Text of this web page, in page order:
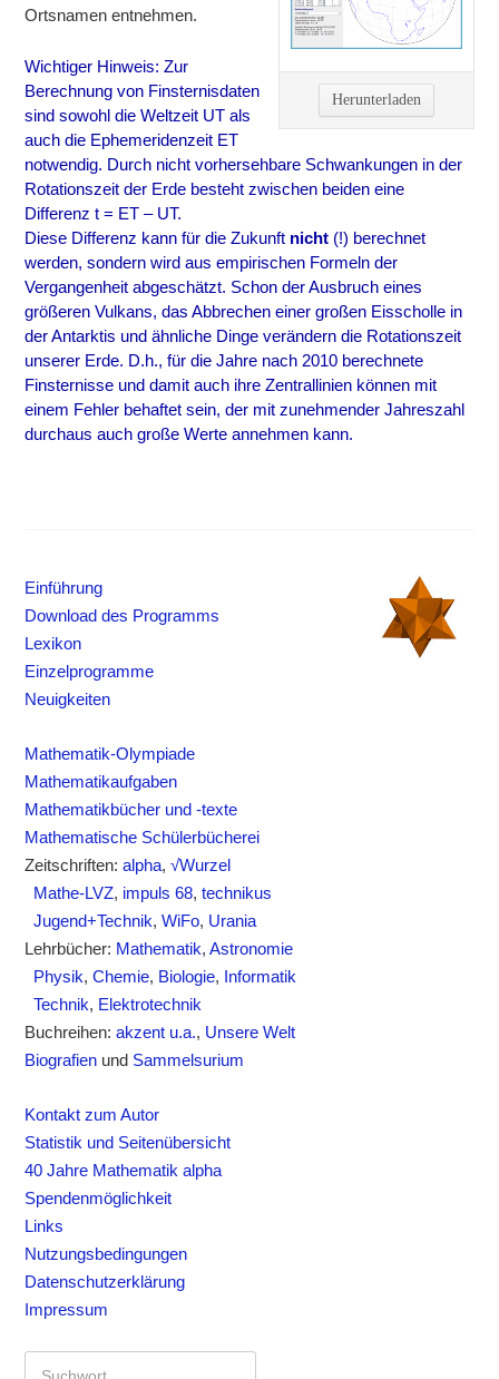
Herunterladen
Ortsnamen entnehmen.
Wichtiger Hinweis: Zur
Berechnung von Finsternisdaten
sind sowohl die Weltzeit UT als
auch die Ephemeridenzeit ET
notwendig. Durch nicht vorhersehbare Schwankungen in der
Rotationszeit der Erde besteht zwischen beiden eine
Differenz t = ET – UT.
Diese Differenz kann für die Zukunft nicht (!) berechnet
werden, sondern wird aus empirischen Formeln der
Vergangenheit abgeschätzt. Schon der Ausbruch eines
größeren Vulkans, das Abbrechen einer großen Eisscholle in
der Antarktis und ähnliche Dinge verändern die Rotationszeit
unserer Erde. D.h., für die Jahre nach 2010 berechnete
Finsternisse und damit auch ihre Zentrallinien können mit
einem Fehler behaftet sein, der mit zunehmender Jahreszahl
durchaus auch große Werte annehmen kann.
Einführung
Download des Programms
Lexikon
Einzelprogramme
Neuigkeiten
Mathematik-Olympiade
Mathematikaufgaben
Mathematikbücher und -texte
Mathematische Schülerbücherei
Zeitschriften:alpha,√Wurzel
Mathe-LVZ, impuls 68,technikus
Jugend+Technik,WiFo, Urania
Lehrbücher: Mathematik,Astronomie
Physik,Chemie, Biologie,
Informatik
Technik, Elektrotechnik
Buchreihen:akzent u.a., Unsere Welt
Biografien und Sammelsurium
Kontakt zum Autor
Statistik und Seitenübersicht
40 Jahre Mathematik alpha
Spendenmöglichkeit
Links
Nutzungsbedingungen
Datenschutzerklärung
Impressum